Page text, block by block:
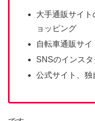
大手通販サイ
ョッピング
自転車通販サイ
SNSのインスタ
公式サイト、独